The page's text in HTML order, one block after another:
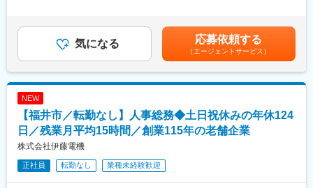
■組織構成
総務課には現在4名在籍しております。
■同社の評価制度
入社後は等級別人事評価制度による正しい評価や、資格取得支援
制度でバックアップいたします。
・賞与…業績評価制度に基づいて決定。上司の主観に左右される
があります。月給(月額)は固定手当を含めた表記です。
気になる 応募依頼する
（エージェントサービス）
NEW
【福井市／転勤なし】人事総務◆土日祝休みの年休124
日／残業月平均15時間／創業115年の老舗企業
株式会社伊藤電機
正社員 転勤なし 業種未経験歓迎